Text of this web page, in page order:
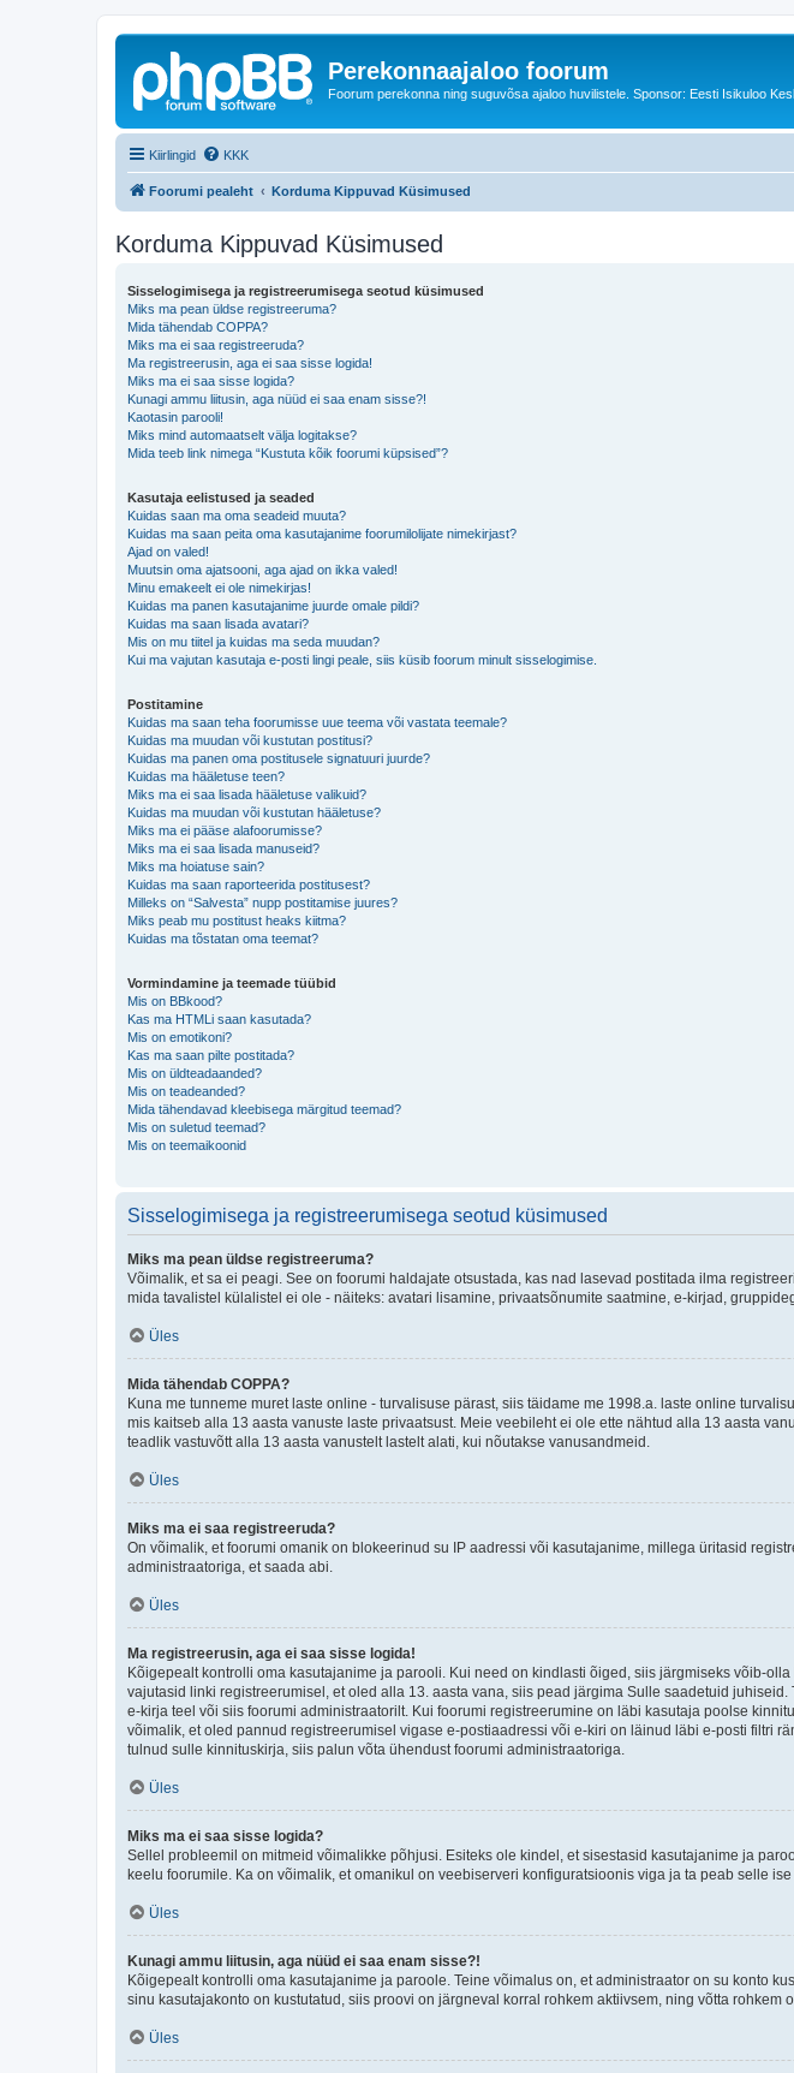
Perekonnaajaloo foorum
Foorum perekonna ning suguvõsa ajaloo huvilistele. Sponsor: Eesti Isikuloo
Kiirlingid KKK
Foorumi pealeht Korduma Kippuvad Küsimused
Korduma Kippuvad Küsimused
Sisselogimisega ja registreerumisega seotud küsimused
Miks ma pean üldse registreeruma?
Mida tähendab COPPA?
Miks ma ei saa registreeruda?
Ma registreerusin, aga ei saa sisse logida!
Miks ma ei saa sisse logida?
Kunagi ammu liitusin, aga nüüd ei saa enam sisse?!
Kaotasin parooli!
Miks mind automaatselt välja logitakse?
Mida teeb link nimega “Kustuta kõik foorumi küpsised”?
Kasutaja eelistused ja seaded
Kuidas saan ma oma seadeid muuta?
Kuidas ma saan peita oma kasutajanime foorumilolijate nimekirjast?
Ajad on valed!
Muutsin oma ajatsooni, aga ajad on ikka valed!
Minu emakeelt ei ole nimekirjas!
Kuidas ma panen kasutajanime juurde omale pildi?
Kuidas ma saan lisada avatari?
Mis on mu tiitel ja kuidas ma seda muudan?
Kui ma vajutan kasutaja e-posti lingi peale, siis küsib foorum minult sisselogimise.
Postitamine
Kuidas ma saan teha foorumisse uue teema või vastata teemale?
Kuidas ma muudan või kustutan postitusi?
Kuidas ma panen oma postitusele signatuuri juurde?
Kuidas ma hääletuse teen?
Miks ma ei saa lisada hääletuse valikuid?
Kuidas ma muudan või kustutan hääletuse?
Miks ma ei pääse alafoorumisse?
Miks ma ei saa lisada manuseid?
Miks ma hoiatuse sain?
Kuidas ma saan raporteerida postitusest?
Milleks on “Salvesta” nupp postitamise juures?
Miks peab mu postitust heaks kiitma?
Kuidas ma tõstatan oma teemat?
Vormindamine ja teemade tüübid
Mis on BBkood?
Kas ma HTMLi saan kasutada?
Mis on emotikoni?
Kas ma saan pilte postitada?
Mis on üldteadaanded?
Mis on teadeanded?
Mida tähendavad kleebisega märgitud teemad?
Mis on suletud teemad?
Mis on teemaikoonid
Sisselogimisega ja registreerumisega seotud küsimused
Miks ma pean üldse registreeruma?
Võimalik, et sa ei peagi. See on foorumi haldajate otsustada, kas nad lasevad postitada ilma
mida tavalistel külalistel ei ole - näiteks: avatari lisamine, privaatsõnumite saatmine, e-kirjad,
Üles
Mida tähendab COPPA?
Kuna me tunneme muret laste online - turvalisuse pärast, siis täidame me 1998.a. laste online
mis kaitseb alla 13 aasta vanuste laste privaatsust. Meie veebileht ei ole ette nähtud alla 13 aasta
teadlik vastuvõtt alla 13 aasta vanustelt lastelt alati, kui nõutakse vanusandmeid.
Üles
Miks ma ei saa registreeruda?
On võimalik, et foorumi omanik on blokeerinud su IP aadressi või kasutajanime, millega üritasid
administraatoriga, et saada abi.
Üles
Ma registreerusin, aga ei saa sisse logida!
Kõigepealt kontrolli oma kasutajanime ja parooli. Kui need on kindlasti õiged, siis järgmiseks võib-
vajutasid linki registreerumisel, et oled alla 13. aasta vana, siis pead järgima Sulle saadetuid
e-kirja teel või siis foorumi administraatorilt. Kui foorumi registreerumine on läbi kasutaja poolse
võimalik, et oled pannud registreerumisel vigase e-postiaadressi või e-kiri on läinud läbi e-posti filtri
tulnud sulle kinnituskirja, siis palun võta ühendust foorumi administraatoriga.
Üles
Miks ma ei saa sisse logida?
Sellel probleemil on mitmeid võimalikke põhjusi. Esiteks ole kindel, et sisestasid kasutajanime ja
keelu foorumile. Ka on võimalik, et omanikul on veebiserveri konfiguratsioonis viga ja ta peab selle ise
Üles
Kunagi ammu liitusin, aga nüüd ei saa enam sisse?!
Kõigepealt kontrolli oma kasutajanime ja paroole. Teine võimalus on, et administraator on su konto
sinu kasutajakonto on kustutatud, siis proovi on järgneval korral rohkem aktiivsem, ning võtta rohkem
Üles